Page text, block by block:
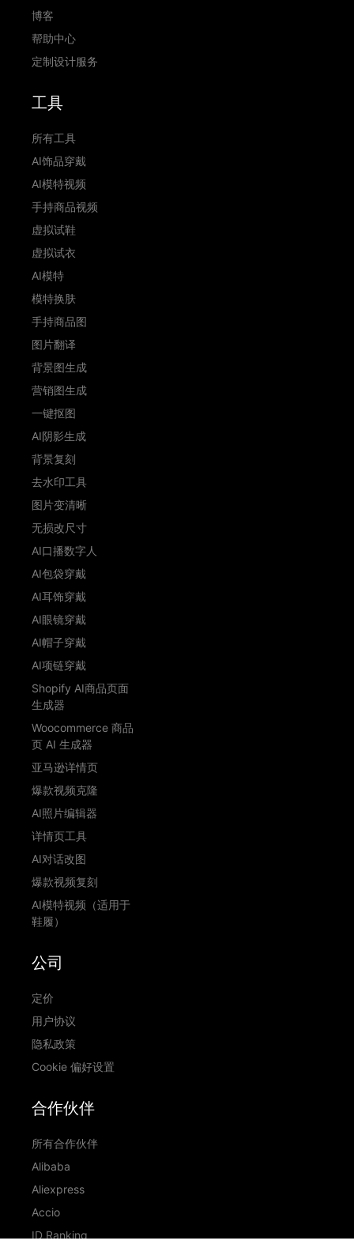
博客
帮助中心
定制设计服务
工具
所有工具
AI饰品穿戴
AI模特视频
手持商品视频
虚拟试鞋
虚拟试衣
AI模特
模特换肤
手持商品图
图片翻译
背景图生成
营销图生成
一键抠图
AI阴影生成
背景复刻
去水印工具
图片变清晰
无损改尺寸
AI口播数字人
AI包袋穿戴
AI耳饰穿戴
AI眼镜穿戴
AI帽子穿戴
AI项链穿戴
Shopify AI商品页面
生成器
Woocommerce 商品
页 AI 生成器
亚马逊详情页
爆款视频克隆
AI照片编辑器
详情页工具
AI对话改图
爆款视频复刻
AI模特视频（适用于
鞋履）
公司
定价
用户协议
隐私政策
Cookie 偏好设置
合作伙伴
所有合作伙伴
Alibaba
Aliexpress
Accio
ID Ranking